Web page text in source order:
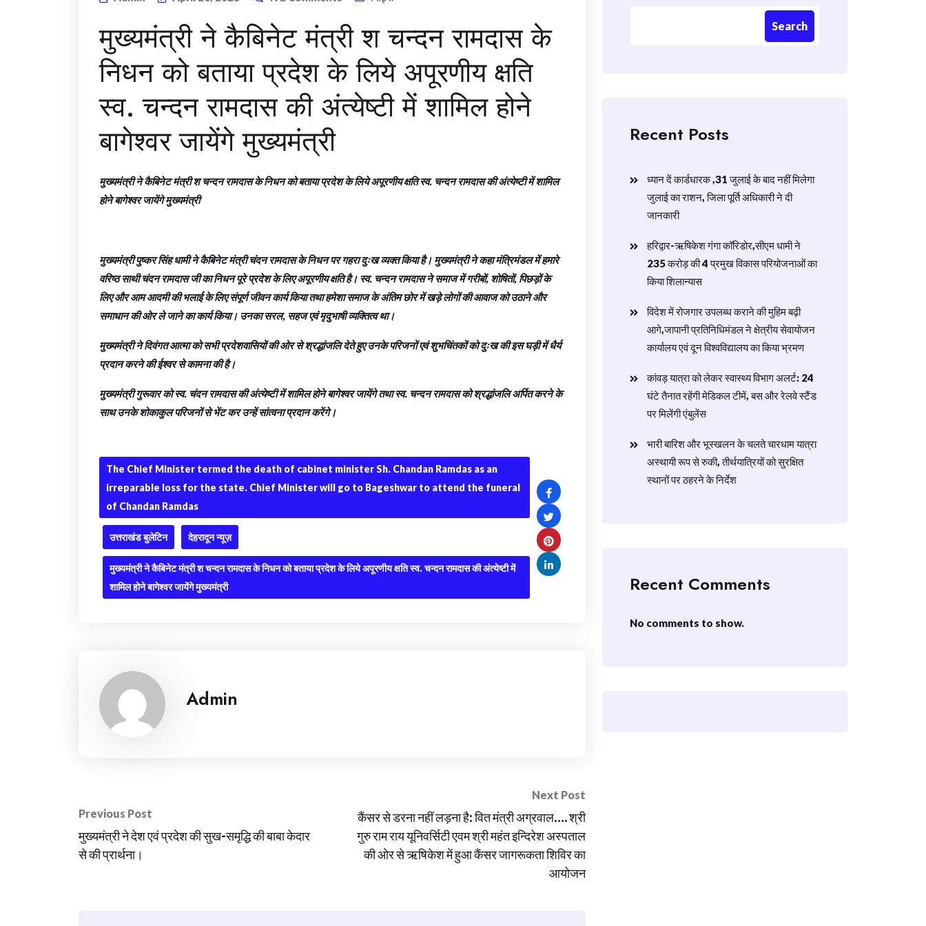
मुख्यमंत्री ने कैबिनेट मंत्री श चन्दन रामदास के
निधन को बताया प्रदेश के लिये अपूरणीय क्षति
स्व. चन्दन रामदास की अंत्येष्टी में शामिल होने
बागेश्वर जायेंगे मुख्यमंत्री
मुख्यमंत्री ने कैबिनेट मंत्री श चन्दन रामदास के निधन को बताया प्रदेश के लिये अपूरणीय क्षति स्व. चन्दन रामदास की अंत्येष्टी में शामिल
होने बागेश्वर जायेंगे मुख्यमंत्री
मुख्यमंत्री पुष्कर सिंह धामी ने कैबिनेट मंत्री चंदन रामदास के निधन पर गहरा दुःख व्यक्त किया है। मुख्यमंत्री ने कहा मंत्रिमंडल में हमारे
वरिष्ठ साथी चंदन रामदास जी का निधन पूरे प्रदेश के लिए अपूरणीय क्षति है। स्व. चन्दन रामदास ने समाज में गरीबों, शोषितों, पिछड़ों के
लिए और आम आदमी की भलाई के लिए संपूर्ण जीवन कार्य किया तथा हमेशा समाज के अंतिम छोर में खड़े लोगों की आवाज को उठाने और
समाधान की ओर ले जाने का कार्य किया। उनका सरल, सहज एवं मृदुभाषी व्यक्तित्व था।
मुख्यमंत्री ने दिवंगत आत्मा को सभी प्रदेशवासियों की ओर से श्रद्धांजलि देते हुए उनके परिजनों एवं शुभचिंतकों को दुःख की इस घड़ी में धैर्य
प्रदान करने की ईश्वर से कामना की है।
मुख्यमंत्री गुरूवार को स्व. चंदन रामदास की अंत्येष्टी में शामिल होने बागेश्वर जायेंगे तथा स्व. चन्दन रामदास को श्रद्धांजलि अर्पित करने के
साथ उनके शोकाकुल परिजनों से भेंट कर उन्हें सांत्वना प्रदान करेंगे।
The Chief Minister termed the death of cabinet minister Sh. Chandan Ramdas as an
irreparable loss for the state. Chief Minister will go to Bageshwar to attend the funeral
of Chandan Ramdas
उत्तराखंड बुलेटिन देहरादून न्यूज़
मुख्यमंत्री ने कैबिनेट मंत्री श चन्दन रामदास के निधन को बताया प्रदेश के लिये अपूरणीय क्षति स्व. चन्दन रामदास की अंत्येष्टी में
शामिल होने बागेश्वर जायेंगे मुख्यमंत्री
Admin
Post
navigation
Previous Post
मुख्यमंत्री ने देश एवं प्रदेश की सुख-समृद्धि की बाबा केदार
से की प्रार्थना।
Next Post
कैंसर से डरना नहीं लड़ना है: वित मंत्री अग्रवाल…. श्री
गुरु राम राय यूनिवर्सिटी एवम श्री महंत इन्दिरेश अस्पताल
की ओर से ऋषिकेश में हुआ कैंसर जागरूकता शिविर का
आयोजन
Search
Recent Posts
ध्यान दें कार्डधारक ,31 जुलाई के बाद नहीं मिलेगा
जुलाई का राशन, जिला पूर्ति अधिकारी ने दी
जानकारी
हरिद्वार-ऋषिकेश गंगा कॉरिडोर,सीएम धामी ने
235 करोड़ की 4 प्रमुख विकास परियोजनाओं का
किया शिलान्यास
विदेश में रोजगार उपलब्ध कराने की मुहिम बढ़ी
आगे,जापानी प्रतिनिधिमंडल ने क्षेत्रीय सेवायोजन
कार्यालय एवं दून विश्वविद्यालय का किया भ्रमण
​कांवड़ यात्रा को लेकर स्वास्थ्य विभाग अलर्ट: 24
घंटे तैनात रहेंगी मेडिकल टीमें, बस और रेलवे स्टैंड
पर मिलेंगी एंबुलेंस
​भारी बारिश और भूस्खलन के चलते चारधाम यात्रा
अस्थायी रूप से रुकी, तीर्थयात्रियों को सुरक्षित
स्थानों पर ठहरने के निर्देश
Recent Comments
No comments to show.